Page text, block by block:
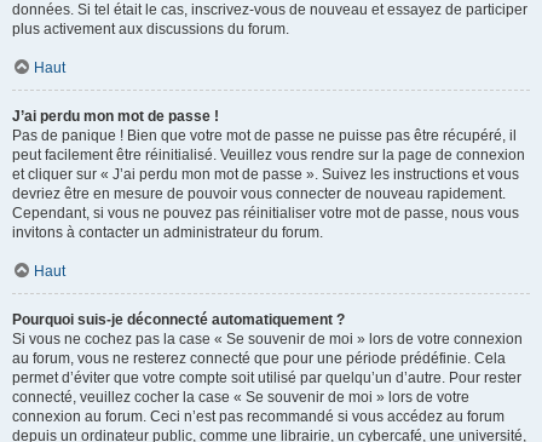
données. Si tel était le cas, inscrivez-vous de nouveau et essayez de participer
plus activement aux discussions du forum.
Haut
J’ai perdu mon mot de passe !
Pas de panique ! Bien que votre mot de passe ne puisse pas être récupéré, il
peut facilement être réinitialisé. Veuillez vous rendre sur la page de connexion
et cliquer sur « J’ai perdu mon mot de passe ». Suivez les instructions et vous
devriez être en mesure de pouvoir vous connecter de nouveau rapidement.
Cependant, si vous ne pouvez pas réinitialiser votre mot de passe, nous vous
invitons à contacter un administrateur du forum.
Haut
Pourquoi suis-je déconnecté automatiquement ?
Si vous ne cochez pas la case « Se souvenir de moi » lors de votre connexion
au forum, vous ne resterez connecté que pour une période prédéfinie. Cela
permet d’éviter que votre compte soit utilisé par quelqu’un d’autre. Pour rester
connecté, veuillez cocher la case « Se souvenir de moi » lors de votre
connexion au forum. Ceci n’est pas recommandé si vous accédez au forum
depuis un ordinateur public, comme une librairie, un cybercafé, une université,